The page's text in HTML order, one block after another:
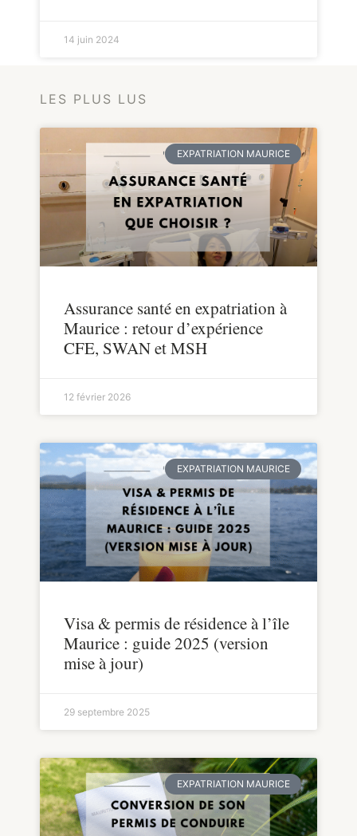
14 juin 2024
LES PLUS LUS
EXPATRIATION MAURICE
Assurance santé en expatriation à
Maurice : retour d’expérience
CFE, SWAN et MSH
12 février 2026
EXPATRIATION MAURICE
Visa & permis de résidence à l’île
Maurice : guide 2025 (version
mise à jour)
29 septembre 2025
EXPATRIATION MAURICE